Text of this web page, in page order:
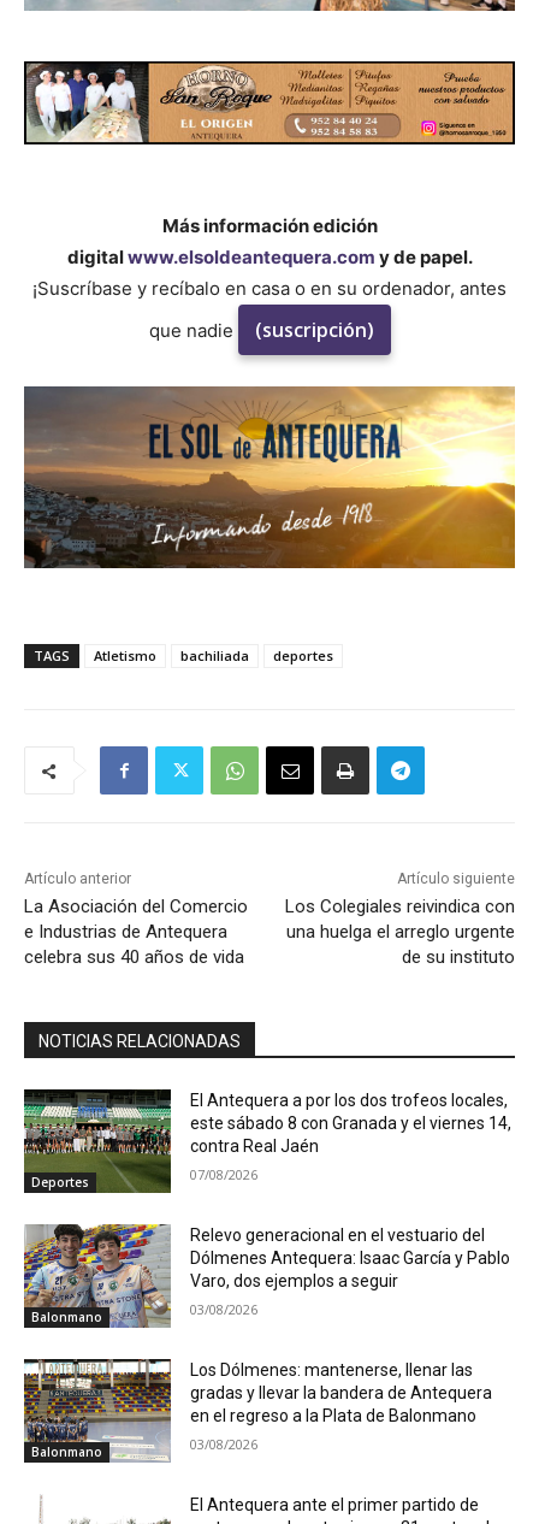
Más información edición
digitalwww.elsoldeantequera.com y de papel.
¡Suscríbase y recíbalo en casa o en su ordenador, antes
que nadie
(suscripción)
TAGS Atletismo bachiliada deportes
Artículo anterior
La Asociación del Comercio
e Industrias de Antequera
celebra sus 40 años de vida
Artículo siguiente
Los Colegiales reivindica con
una huelga el arreglo urgente
de su instituto
NOTICIAS RELACIONADAS
Deportes
El Antequera a por los dos trofeos locales,
este sábado 8 con Granada y el viernes 14,
contra Real Jaén
07/08/2026
Balonmano
Relevo generacional en el vestuario del
Dólmenes Antequera: Isaac García y Pablo
Varo, dos ejemplos a seguir
03/08/2026
Balonmano
Los Dólmenes: mantenerse, llenar las
gradas y llevar la bandera de Antequera
en el regreso a la Plata de Balonmano
03/08/2026
El Antequera ante el primer partido de